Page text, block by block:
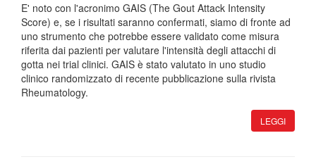
E' noto con l'acronimo GAIS (The Gout Attack Intensity
Score) e, se i risultati saranno confermati, siamo di fronte ad
uno strumento che potrebbe essere validato come misura
riferita dai pazienti per valutare l'intensità degli attacchi di
gotta nei trial clinici. GAIS è stato valutato in uno studio
clinico randomizzato di recente pubblicazione sulla rivista
Rheumatology.
LEGGI